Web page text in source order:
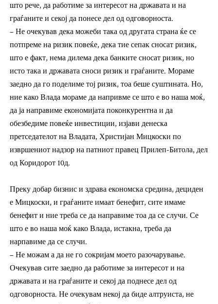
што рече, да работиме за интересот на државата и на
граѓаните и секој да понесе дел од одговорноста.
– Не очекував дека можеби така од другата страна ќе се
потпреме на ризик повеќе, дека тие сепак сносат ризик,
што е факт, нема дилема дека банките сносат ризик, но
исто така и државата сноси ризик и граѓаните. Мораме
заедно да го поделиме тој ризик, тоа беше суштината. Но,
ние како Влада мораме да напривме се што е во наша моќ,
да ја направиме економијата поконкурентна и да
обезбедиме повеќе инвестиции, изјави денеска
претседателот на Владата, Христијан Мицкоски по
извршениот надзор на патниот правец Прилеп-Битола, дел
од Коридорот 10д.
Преку добар бизнис и здрава економска средина, дециден
е Мицкоски, и граѓаните имаат бенефит, сите имаме
бенефит и ние треба се да направиме тоа да се случи. Се
што е во наша моќ како Влада, истакна, треба да
нарпавиме да се случи.
– Не можам а да не го сокријам моето разочарување.
Очекував сите заедно да работиме за интересот и на
државата и на граѓаните и секој да поднесе дел од
одговорноста. Не очекувам некој да биде алтруиста, не